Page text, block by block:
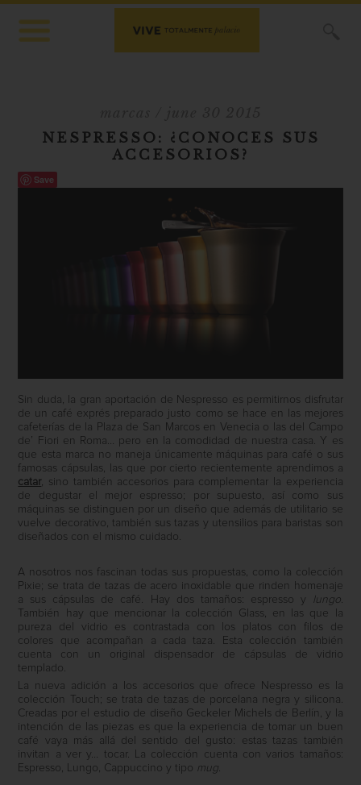
NESPRESSO: ¿CONOCES SUS
ACCESORIOS?
Save
Sin duda, la gran aportación de Nespresso es permitirnos disfrutar
de un café exprés preparado justo como se hace en las mejores
cafeterías de la Plaza de San Marcos en Venecia o las del Campo
de’ Fiori en Roma… pero en la comodidad de nuestra casa. Y es
que esta marca no maneja únicamente máquinas para café o sus
famosas cápsulas, las que por cierto recientemente aprendimos a
catar, sino también accesorios para complementar la experiencia
de degustar el mejor espresso; por supuesto, así como sus
máquinas se distinguen por un diseño que además de utilitario se
vuelve decorativo, también sus tazas y utensilios para baristas son
diseñados con el mismo cuidado.
A nosotros nos fascinan todas sus propuestas, como la colección
Pixie; se trata de tazas de acero inoxidable que rinden homenaje
a sus cápsulas de café. Hay dos tamaños: espresso y
lungo.
También hay que mencionar la colección Glass, en las que la
pureza del vidrio es contrastada con los platos con filos de
colores que acompañan a cada taza. Esta colección también
cuenta con un original dispensador de cápsulas de vidrio
templado.
La nueva adición a los accesorios que ofrece Nespresso es la
colección Touch; se trata de tazas de porcelana negra y silicona.
Creadas por el estudio de diseño Geckeler Michels de Berlín, y la
intención de las piezas es que la experiencia de tomar un buen
café vaya más allá del sentido del gusto: estas tazas también
invitan a ver y… tocar. La colección cuenta con varios tamaños:
Espresso, Lungo, Cappuccino y tipo mug.